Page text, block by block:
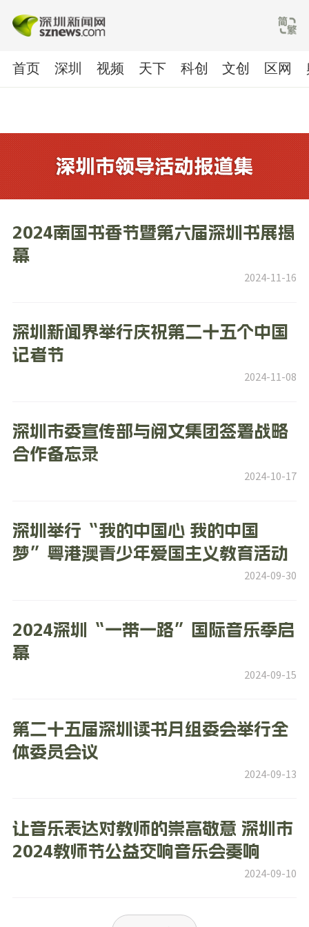
首页 深圳 视频 天下 科创 文创 区网
2024-11-16
2024南国书香节暨第六届深圳书展揭
幕
2024-11-08
深圳新闻界举行庆祝第二十五个中国
记者节
2024-10-17
深圳市委宣传部与阅文集团签署战略
合作备忘录
2024-09-30
深圳举行“我的中国心 我的中国
梦”粤港澳青少年爱国主义教育活动
2024-09-15
2024深圳“一带一路”国际音乐季启
幕
2024-09-13
第二十五届深圳读书月组委会举行全
体委员会议
2024-09-10
让音乐表达对教师的崇高敬意 深圳市
2024教师节公益交响音乐会奏响